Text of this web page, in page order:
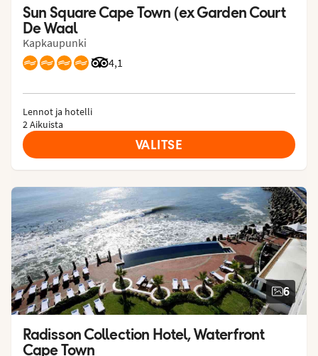
Sun Square Cape Town (ex Garden Court
De Waal
Kapkaupunki
4,1
Arvostelut Tripadvisorista: 4.1 of 5
Lennot ja hotelli
2 Aikuista
VALITSE
6
Radisson Collection Hotel, Waterfront
Cape Town